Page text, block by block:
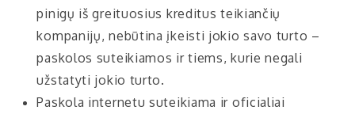
pinigų iš greituosius kreditus teikiančių
kompanijų, nebūtina įkeisti jokio savo turto –
paskolos suteikiamos ir tiems, kurie negali
užstatyti jokio turto.
Paskola internetu suteikiama ir oficialiai